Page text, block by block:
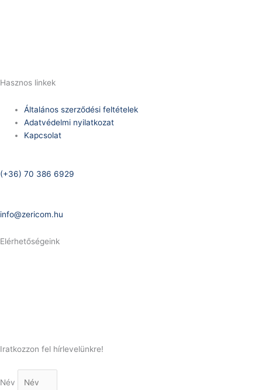
Hasznos linkek
Általános szerződési feltételek
Adatvédelmi nyilatkozat
Kapcsolat
(+36) 70 386 6929
info@zericom.hu
Elérhetőségeink
Iratkozzon fel hírlevelünkre!
Név